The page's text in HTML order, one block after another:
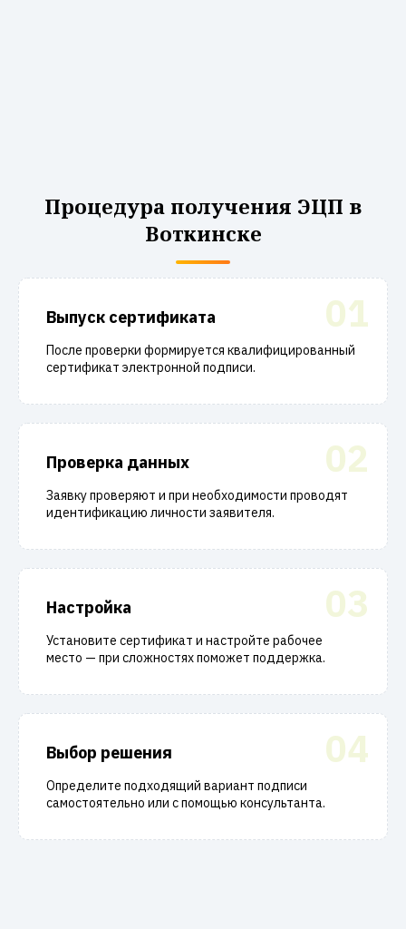
Процедура получения ЭЦП в
Воткинске
01
Выпуск сертификата
После проверки формируется квалифицированный
сертификат электронной подписи.
02
Проверка данных
Заявку проверяют и при необходимости проводят
идентификацию личности заявителя.
03
Настройка
Установите сертификат и настройте рабочее
место — при сложностях поможет поддержка.
04
Выбор решения
Определите подходящий вариант подписи
самостоятельно или с помощью консультанта.